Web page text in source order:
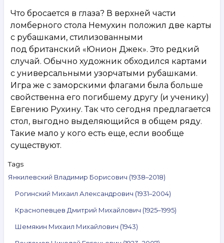
Что бросается в глаза? В верхней части
ломберного стола Немухин положил две карты
с рубашками, стилизованными
под британский «Юнион Джек». Это редкий
случай. Обычно художник обходился картами
с универсальными узорчатыми рубашками.
Игра же с заморскими флагами была больше
свойственна его погибшему другу (и ученику)
Евгению Рухину. Так что сегодня предлагается
стол, выгодно выделяющийся в общем ряду.
Такие мало у кого есть еще, если вообще
существуют.
Tags
Янкилевский Владимир Борисович (1938–2018)
Рогинский Михаил Александрович (1931–2004)
Краснопевцев Дмитрий Михайлович (1925–1995)
Шемякин Михаил Михайлович (1943)